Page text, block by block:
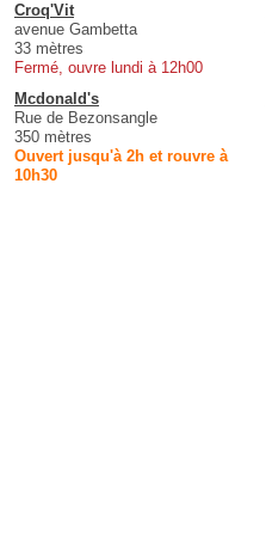
Croq'Vit
avenue Gambetta
33 mètres
Fermé, ouvre lundi à 12h00
Mcdonald's
Rue de Bezonsangle
350 mètres
Ouvert jusqu'à 2h et rouvre à
10h30